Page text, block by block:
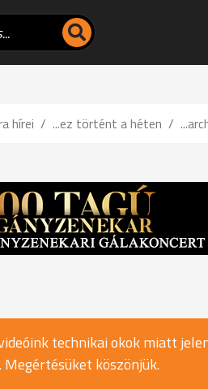
hírei ...ez történt a héten
technikai okok miatt
köszönjük.